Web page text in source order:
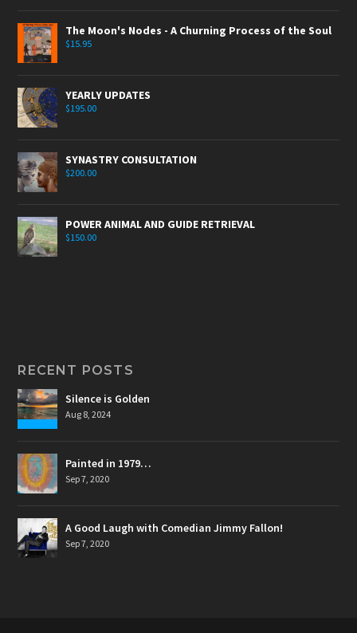
The Moon's Nodes - A Churning Process of the Soul
$15.95
YEARLY UPDATES
$195.00
SYNASTRY CONSULTATION
$200.00
POWER ANIMAL AND GUIDE RETRIEVAL
$150.00
RECENT POSTS
Silence is Golden
Aug 8, 2024
Painted in 1979…
Sep 7, 2020
A Good Laugh with Comedian Jimmy Fallon!
Sep 7, 2020